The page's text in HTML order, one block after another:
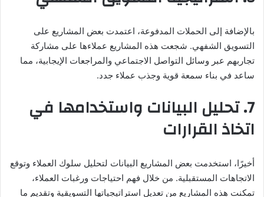
بالإضافة إلى الحملات المدفوعة، اعتمدت بعض المشاريع على
التسويق الشفهي. شجعت هذه المشاريع عملاءها على مشاركة
تجاربهم عبر وسائل التواصل الاجتماعي والمراجعات الإيجابية، مما
ساعد في بناء سمعة قوية وجذب عملاء جدد.
7. تحليل البيانات واستخدامها في
اتخاذ القرارات
أخيرًا، استخدمت بعض المشاريع البيانات لتحليل سلوك العملاء وتوقع
الاتجاهات المستقبلية. من خلال فهم احتياجات ورغبات العملاء،
تمكنت هذه المشاريع من تعديل استراتيجياتها التسويقية وتقديم ما